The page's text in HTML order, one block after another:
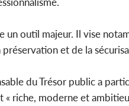
un outil majeur. Il vise
et de la
du Trésor public a
« riche, moderne et